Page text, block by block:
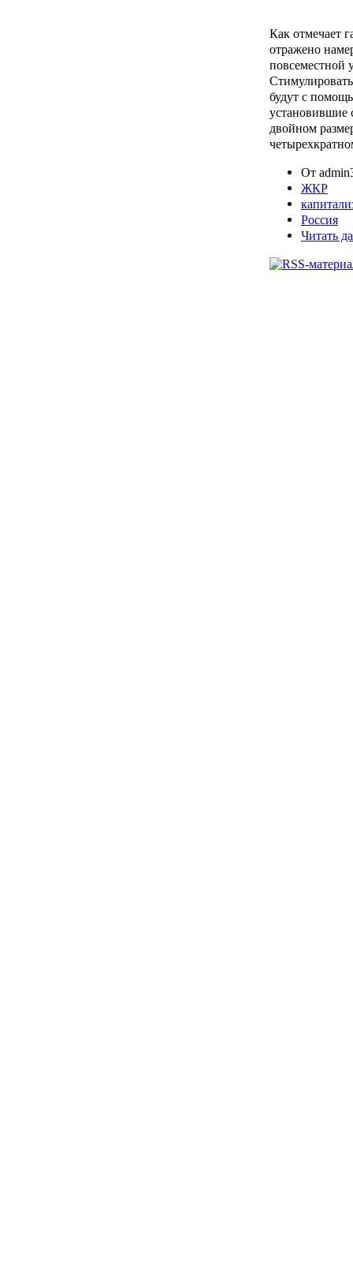
Как отмечает
отражено
повсеместной
будут с
установившие
двойном
От
ЖКР
Россия
Читать